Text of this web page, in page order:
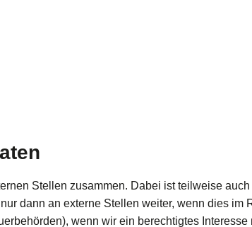
Stellen zusammen. Dabei ist teilweise
dann an externe Stellen weiter, wenn dies im
wenn wir ein berechtigtes